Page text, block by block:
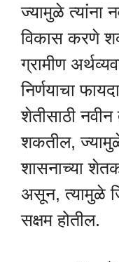
ज्यामुळे त्यांना
विकास करणे
ग्रामीण
निर्णयाचा
शेतीसाठी
शकतील, ज्यामुळे
शासनाच्या
असून, त्यामुळे
सक्षम होतील.